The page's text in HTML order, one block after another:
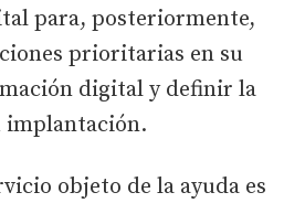
para, posteriormente,
prioritarias en su
digital y definir la
implantación.
objeto de la ayuda es